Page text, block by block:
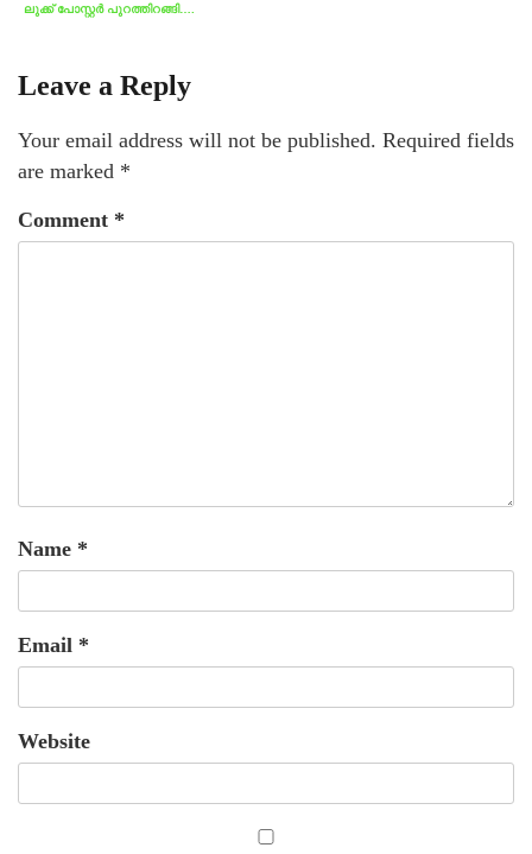
ലുക്ക് പോസ്റ്റർ പുറത്തിറങ്ങി….
Leave a Reply
Your email address will not be published. Required fields
are marked *
Comment *
Name *
Email *
Website